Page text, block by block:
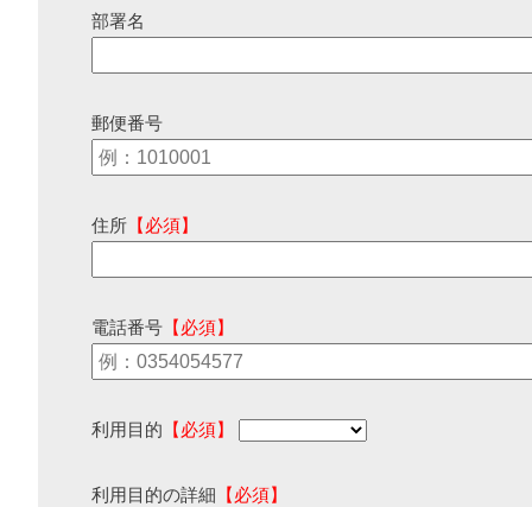
部署名
郵便番号
住所 【必須】
電話番号 【必須】
利用目的 【必須】
利用目的の詳細 【必須】